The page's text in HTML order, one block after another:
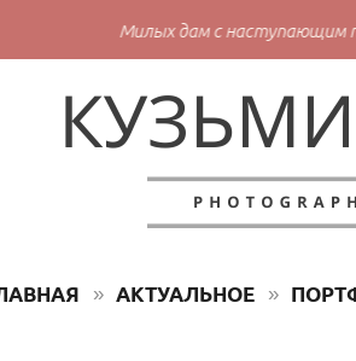
АКТУАЛЬНОЕ
Милых дам с наступающим